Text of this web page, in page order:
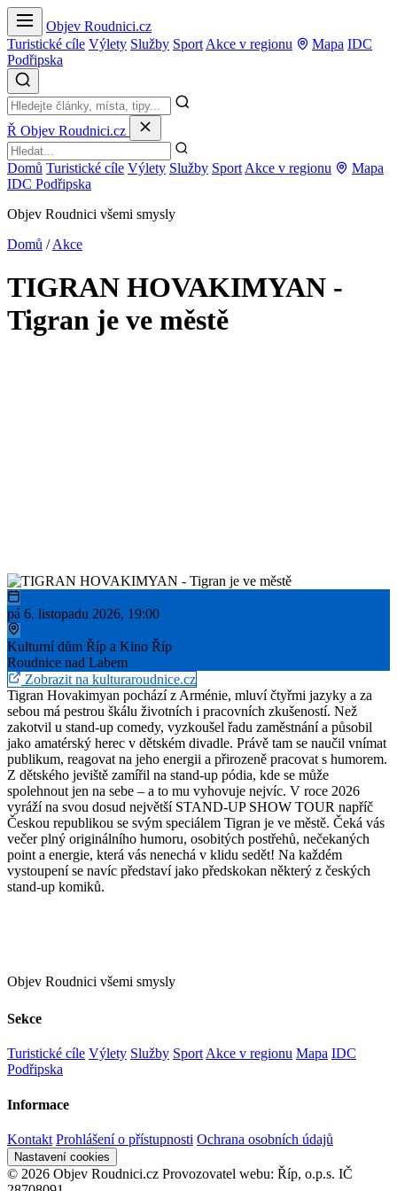
Objev Roudnici.cz
Turistické cíle Výlety Služby Sport Akce v regionu Mapa IDC
Podřipska
Ř Objev Roudnici.cz
Domů Turistické cíle Výlety Služby Sport Akce v regionu
Mapa
IDC Podřipska
Objev Roudnici všemi smysly
Domů /Akce
TIGRAN HOVAKIMYAN -
Tigran je ve městě
pá 6. listopadu 2026, 19:00
Kulturní dům Říp a Kino Říp
Roudnice nad Labem
Zobrazit na kulturaroudnice.cz
Tigran Hovakimyan pochází z Arménie, mluví čtyřmi jazyky a za
sebou má pestrou škálu životních i pracovních zkušeností. Než
zakotvil u stand-up comedy, vyzkoušel řadu zaměstnání a působil
jako amatérský herec v dětském divadle. Právě tam se naučil vnímat
publikum, reagovat na jeho energii a přirozeně pracovat s humorem.
Z dětského jeviště zamířil na stand-up pódia, kde se může
spolehnout jen na sebe – a to mu vyhovuje nejvíc. V roce 2026
vyráží na svou dosud největší STAND-UP SHOW TOUR napříč
Českou republikou se svým speciálem Tigran je ve městě. Čeká vás
večer plný originálního humoru, osobitých postřehů, nečekaných
point a energie, která vás nenechá v klidu sedět! Na každém
vystoupení se navíc představí jako předskokan některý z českých
stand-up komiků.
Objev Roudnici všemi smysly
Sekce
Turistické cíle Výlety Služby SportAkce v regionu Mapa IDC
Podřipska
Informace
Kontakt Prohlášení o přístupnosti Ochrana osobních údajů
Nastavení cookies
© 2026 Objev Roudnici.cz Provozovatel webu: Říp, o.p.s. IČ